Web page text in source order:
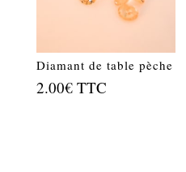
Diamant de table pèche
2.00€ TTC